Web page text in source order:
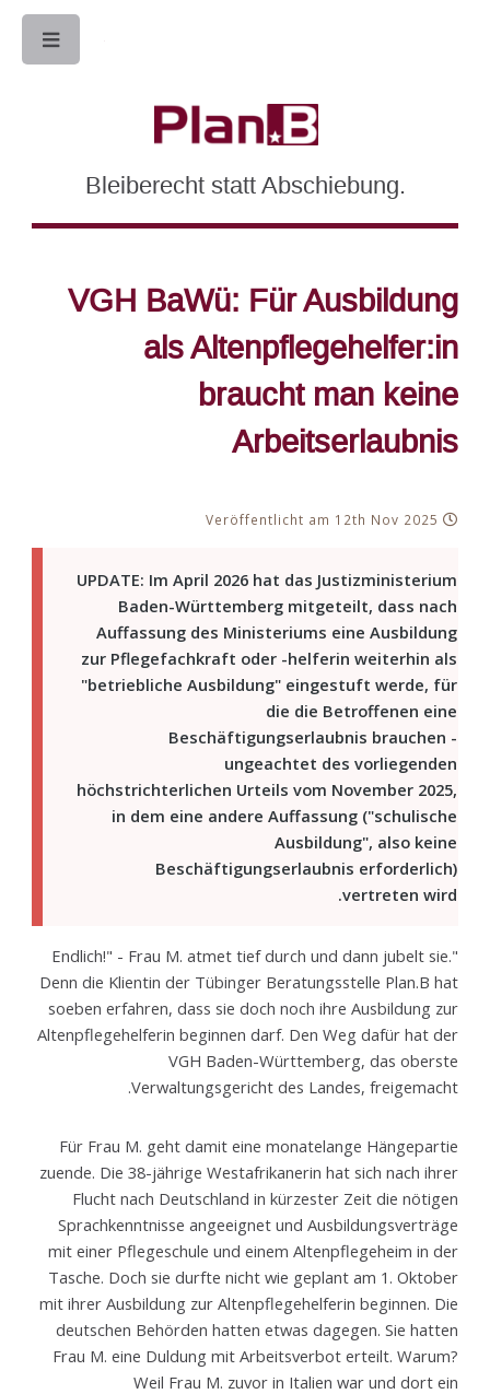
Bleiberecht statt Abschiebung.
VGH BaWü: Für Ausbildung
als Altenpflegehelfer:in
braucht man keine
Arbeitserlaubnis
UPDATE: Im April 2026 hat das Justizministerium
Baden-Württemberg mitgeteilt, dass nach
Auffassung des Ministeriums eine Ausbildung
zur Pflegefachkraft oder -helferin weiterhin als
"betriebliche Ausbildung" eingestuft werde, für
die die Betroffenen eine
Beschäftigungserlaubnis brauchen -
ungeachtet des vorliegenden
höchstrichterlichen Urteils vom November 2025,
in dem eine andere Auffassung ("schulische
Ausbildung", also keine
Beschäftigungserlaubnis erforderlich)
vertreten wird.
"Endlich!" - Frau M. atmet tief durch und dann jubelt sie.
Denn die Klientin der Tübinger Beratungsstelle Plan.B hat
soeben erfahren, dass sie doch noch ihre Ausbildung zur
Altenpflegehelferin beginnen darf. Den Weg dafür hat der
VGH Baden-Württemberg, das oberste
Verwaltungsgericht des Landes, freige­macht.
Für Frau M. geht damit eine monatelange Hängepartie
zuende. Die 38-jährige Westafrika­nerin hat sich nach ihrer
Flucht nach Deutschland in kürzester Zeit die nötigen
Sprach­kenntnisse angeeignet und Ausbildungsverträge
mit einer Pflegeschule und einem Alten­pflegeheim in der
Tasche. Doch sie durfte nicht wie geplant am 1. Oktober
mit ihrer Ausbil­dung zur Altenpflegehelferin beginnen. Die
deutschen Behörden hatten etwas dagegen. Sie hatten
Frau M. eine Duldung mit Arbeitsverbot erteilt. Warum?
Weil Frau M. zuvor in Italien war und dort ein